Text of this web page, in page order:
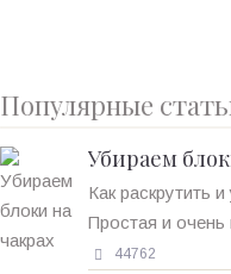
Популярные
Убираем
Как раскрутить
Простая и очень
44762